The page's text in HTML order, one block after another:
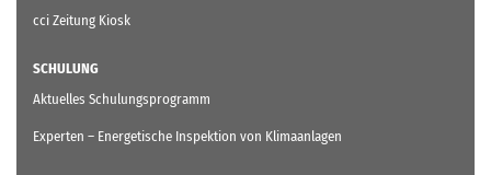
cci Zeitung Kiosk
SCHULUNG
Aktuelles Schulungsprogramm
Experten – Energetische Inspektion von Klimaanlagen